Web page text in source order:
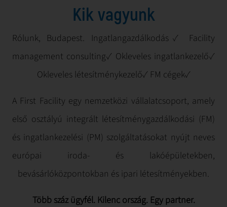
Szolgáltatásaink
Csapatunk
Kik vagyunk
Rólunk, Budapest. Ingatlangazdálkodás✓ Facility
management consulting✓ Okleveles ingatlankezelő✓
Okleveles létesítménykezelő✓ FM cégek✓
A First Facility egy nemzetközi vállalatcsoport, amely
első osztályú integrált létesítménygazdálkodási (FM)
és ingatlankezelési (PM) szolgáltatásokat nyújt neves
európai iroda- és lakóépületekben,
bevásárlóközpontokban és ipari létesítményekben.
Több száz ügyfél. Kilenc ország. Egy partner.